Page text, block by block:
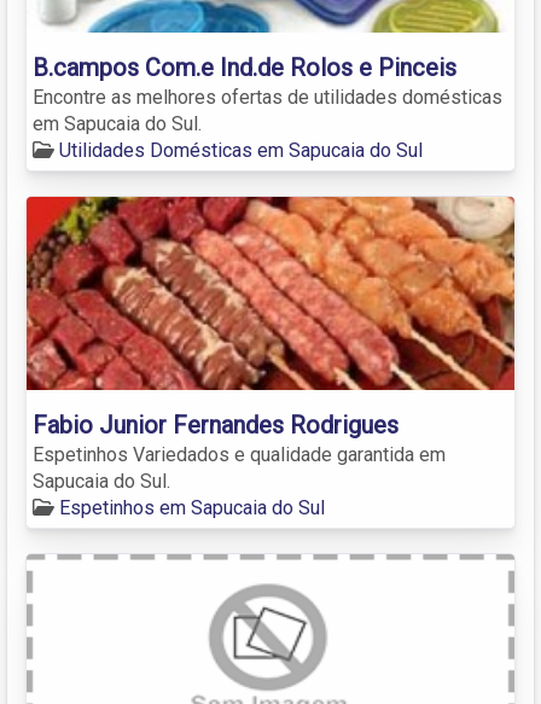
B.campos Com.e Ind.de Rolos e Pinceis
Encontre as melhores ofertas de utilidades domésticas
em Sapucaia do Sul.
Utilidades Domésticas em Sapucaia do Sul
Fabio Junior Fernandes Rodrigues
Espetinhos Variedados e qualidade garantida em
Sapucaia do Sul.
Espetinhos em Sapucaia do Sul